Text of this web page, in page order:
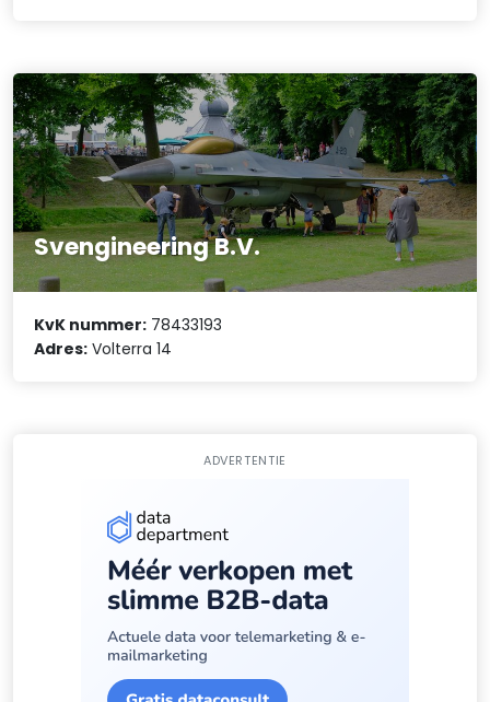
Svengineering B.V.
KvK nummer: 78433193
Adres: Volterra 14
ADVERTENTIE